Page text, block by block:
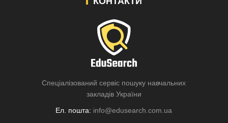
Спеціалізований сервіс пошуку навчальних
закладів України
Ел. пошта: info@edusearch.com.ua